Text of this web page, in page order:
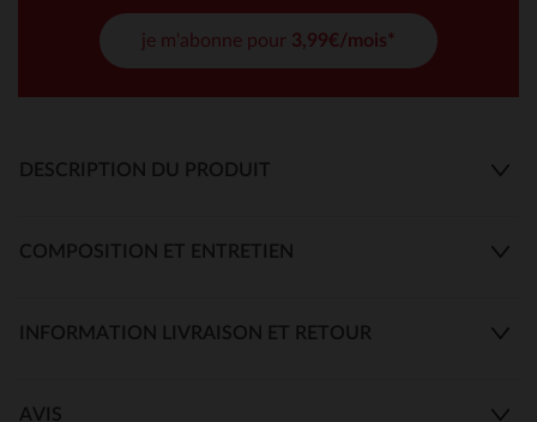
je m'abonne pour 3,99€/mois*
DESCRIPTION DU PRODUIT
COMPOSITION ET ENTRETIEN
INFORMATION LIVRAISON ET RETOUR
AVIS